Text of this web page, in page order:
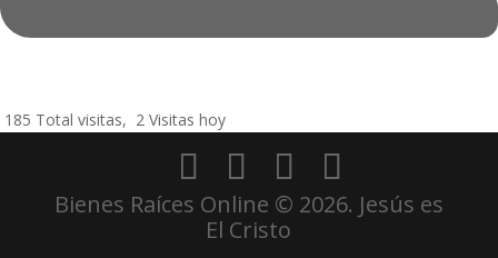
185 Total visitas, 2 Visitas hoy
Bienes Raíces Online © 2026. Jesús es
El Cristo